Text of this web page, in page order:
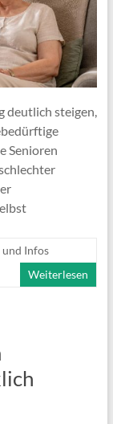
deutlich steigen,
Senioren
und Infos
Weiterlesen